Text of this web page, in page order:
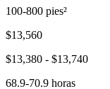
100-800 pies²
$13,560
$13,380 - $13,740
68.9-70.9 horas